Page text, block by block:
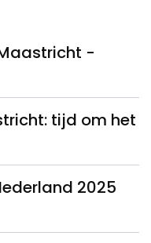
-
tijd om het
2025